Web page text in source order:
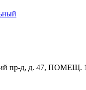
пр-д, д. 47, ПОМЕЩ.